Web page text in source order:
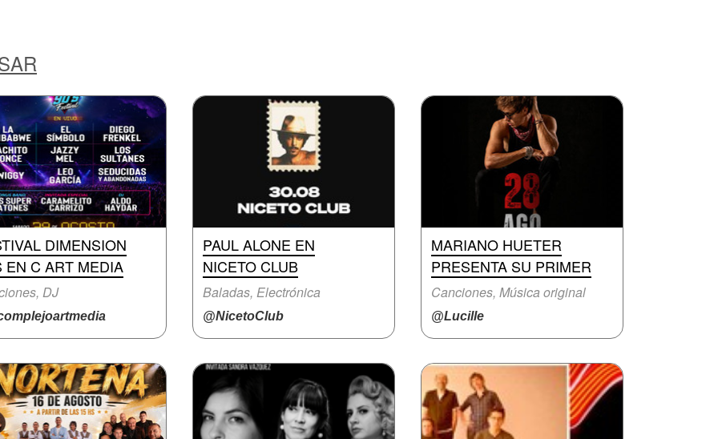
DIMENSION
EN C ART MEDIA
DJ
PAUL ALONE EN
NICETO CLUB
Baladas, Electrónica
@NicetoClub
MARIANO HUETER
PRESENTA SU PRIMER
Canciones, Música original
@Lucille